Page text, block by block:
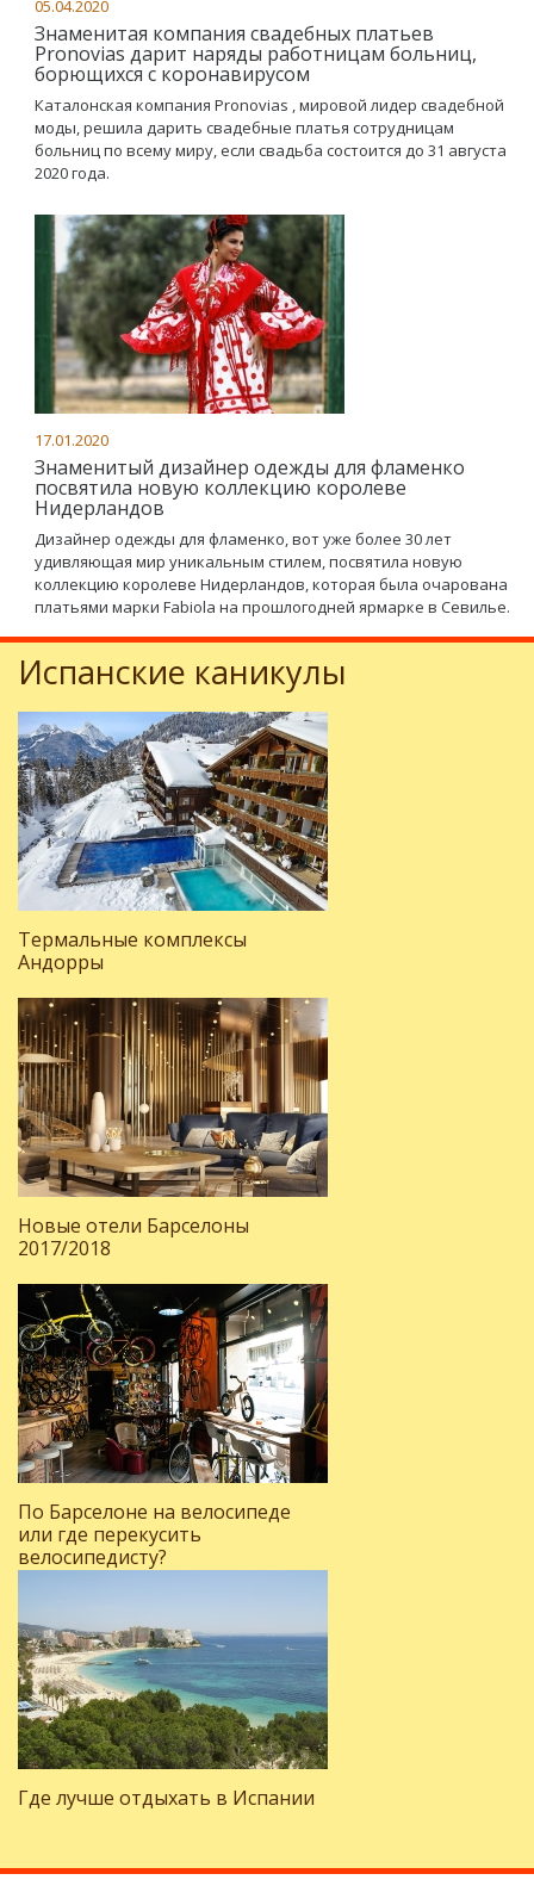
05.04.2020
Знаменитая компания свадебных платьев
Pronovias дарит наряды работницам больниц,
борющихся с коронавирусом
Каталонская компания Pronovias , мировой лидер свадебной
моды, решила дарить свадебные платья сотрудницам
больниц по всему миру, если свадьба состоится до 31 августа
2020 года.
17.01.2020
Знаменитый дизайнер одежды для фламенко
посвятила новую коллекцию королеве
Нидерландов
Дизайнер одежды для фламенко, вот уже более 30 лет
удивляющая мир уникальным стилем, посвятила новую
коллекцию королеве Нидерландов, которая была очарована
платьями марки Fabiola на прошлогодней ярмарке в Севилье.
Испанские каникулы
Термальные комплексы
Андорры
Новые отели Барселоны
2017/2018
По Барселоне на велосипеде
или где перекусить
велосипедисту?
Где лучше отдыхать в Испании